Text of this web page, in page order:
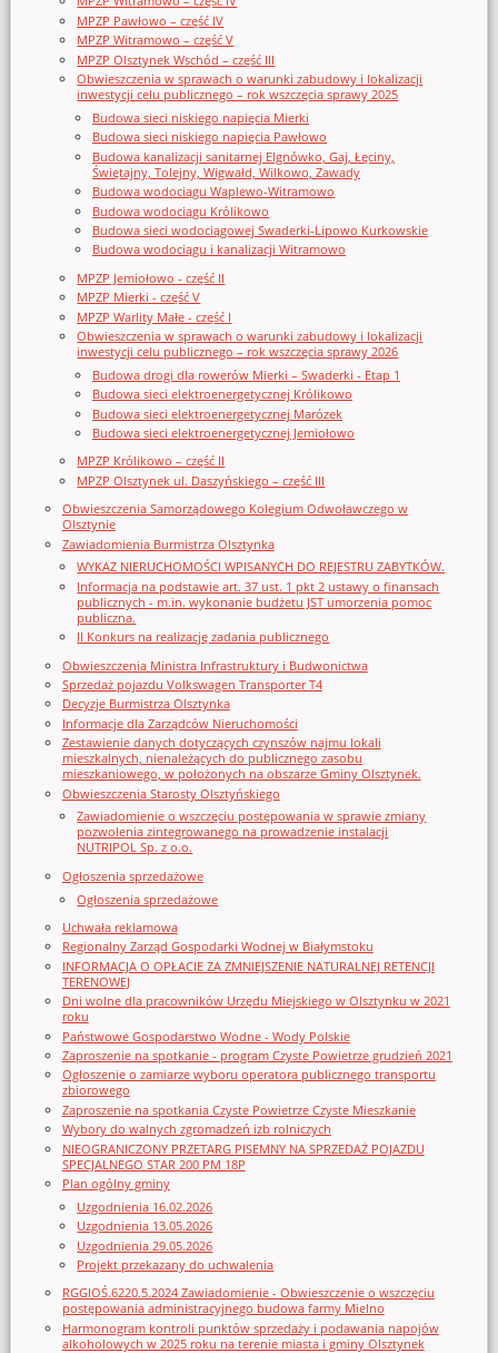
MPZP Pawłowo – część IV
MPZP Witramowo – część V
MPZP Olsztynek Wschód – część III
Obwieszczenia w sprawach o warunki zabudowy i lokalizacji
inwestycji celu publicznego – rok wszczęcia sprawy 2025
Budowa sieci niskiego napięcia Mierki
Budowa sieci niskiego napięcia Pawłowo
Budowa kanalizacji sanitarnej Elgnówko, Gaj, Łęciny,
Świętajny, Tolejny, Wigwałd, Wilkowo, Zawady
Budowa wodociągu Waplewo-Witramowo
Budowa wodociągu Królikowo
Budowa sieci wodociągowej Swaderki-Lipowo Kurkowskie
Budowa wodociągu i kanalizacji Witramowo
MPZP Jemiołowo - część II
MPZP Mierki - część V
MPZP Warlity Małe - część I
Obwieszczenia w sprawach o warunki zabudowy i lokalizacji
inwestycji celu publicznego – rok wszczęcia sprawy 2026
Budowa drogi dla rowerów Mierki – Swaderki - Etap 1
Budowa sieci elektroenergetycznej Królikowo
Budowa sieci elektroenergetycznej Marózek
Budowa sieci elektroenergetycznej Jemiołowo
MPZP Królikowo – część II
MPZP Olsztynek ul. Daszyńskiego – część III
Obwieszczenia Samorządowego Kolegium Odwoławczego w
Olsztynie
Zawiadomienia Burmistrza Olsztynka
WYKAZ NIERUCHOMOŚCI WPISANYCH DO REJESTRU ZABYTKÓW.
Informacja na podstawie art. 37 ust. 1 pkt 2 ustawy o finansach
publicznych - m.in. wykonanie budżetu JST umorzenia pomoc
publiczna.
II Konkurs na realizację zadania publicznego
Obwieszczenia Ministra Infrastruktury i Budwonictwa
Sprzedaż pojazdu Volkswagen Transporter T4
Decyzje Burmistrza Olsztynka
Informacje dla Zarządców Nieruchomości
Zestawienie danych dotyczących czynszów najmu lokali
mieszkalnych, nienależących do publicznego zasobu
mieszkaniowego, w położonych na obszarze Gminy Olsztynek.
Obwieszczenia Starosty Olsztyńskiego
Zawiadomienie o wszczęciu postępowania w sprawie zmiany
pozwolenia zintegrowanego na prowadzenie instalacji
NUTRIPOL Sp. z o.o.
Ogłoszenia sprzedażowe
Ogłoszenia sprzedażowe
Uchwała reklamowa
Regionalny Zarząd Gospodarki Wodnej w Białymstoku
INFORMACJA O OPŁACIE ZA ZMNIEJSZENIE NATURALNEJ RETENCJI
TERENOWEJ
Dni wolne dla pracowników Urzędu Miejskiego w Olsztynku w 2021
roku
Państwowe Gospodarstwo Wodne - Wody Polskie
Zaproszenie na spotkanie - program Czyste Powietrze grudzień 2021
Ogłoszenie o zamiarze wyboru operatora publicznego transportu
zbiorowego
Zaproszenie na spotkania Czyste Powietrze Czyste Mieszkanie
Wybory do walnych zgromadzeń izb rolniczych
NIEOGRANICZONY PRZETARG PISEMNY NA SPRZEDAŻ POJAZDU
SPECJALNEGO STAR 200 PM 18P
Plan ogólny gminy
Uzgodnienia 16.02.2026
Uzgodnienia 13.05.2026
Uzgodnienia 29.05.2026
Projekt przekazany do uchwalenia
RGGIOŚ.6220.5.2024 Zawiadomienie - Obwieszczenie o wszczęciu
postępowania administracyjnego budowa farmy Mielno
Harmonogram kontroli punktów sprzedaży i podawania napojów
alkoholowych w 2025 roku na terenie miasta i gminy Olsztynek